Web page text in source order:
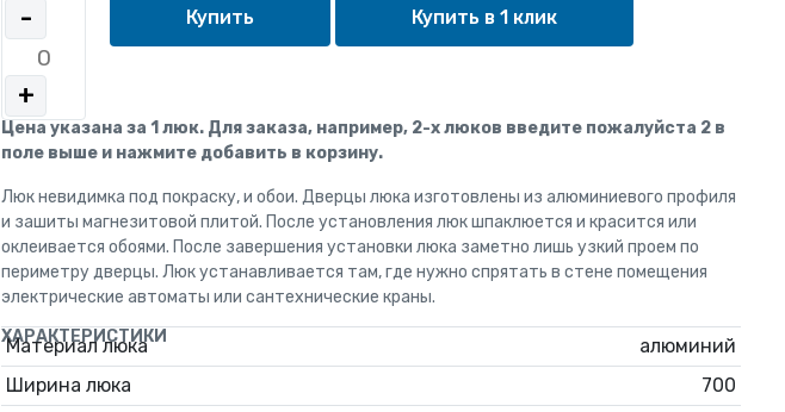
-
+
Купить в 1 клик
Цена указана за 1 люк. Для заказа, например, 2-х люков введите пожалуйста 2 в
поле выше и нажмите добавить в корзину.
Люк невидимка под покраску, и обои. Дверцы люка изготовлены из алюминиевого профиля
и зашиты магнезитовой плитой. После установления люк шпаклюется и красится или
оклеивается обоями. После завершения установки люка заметно лишь узкий проем по
периметру дверцы. Люк устанавливается там, где нужно спрятать в стене помещения
электрические автоматы или сантехнические краны.
ХАРАКТЕРИСТИКИ
Материал люка
алюминий
Ширина люка
700